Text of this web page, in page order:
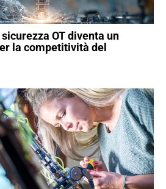
OT diventa un
la competitività del